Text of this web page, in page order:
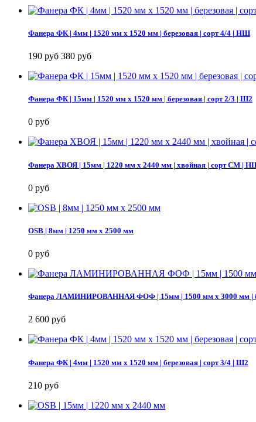
Фанера ФК | 4мм | 1520 мм х 1520 мм | березовая | сорт 4/4 | НШ
190 руб 380 руб
Фанера ФК | 15мм | 1520 мм х 1520 мм | березовая | сорт 2/3 | Ш2
0 руб
Фанера ХВОЯ | 15мм | 1220 мм х 2440 мм | хвойная | сорт
0 руб
OSB | 8мм | 1250 мм х 2500 мм
0 руб
Фанера ЛАМИНИРОВАННАЯ ФОФ | 15мм | 1500 мм х 3000 мм |
2 600 руб
Фанера ФК | 4мм | 1520 мм х 1520 мм | березовая | сорт 3/4 | Ш2
210 руб